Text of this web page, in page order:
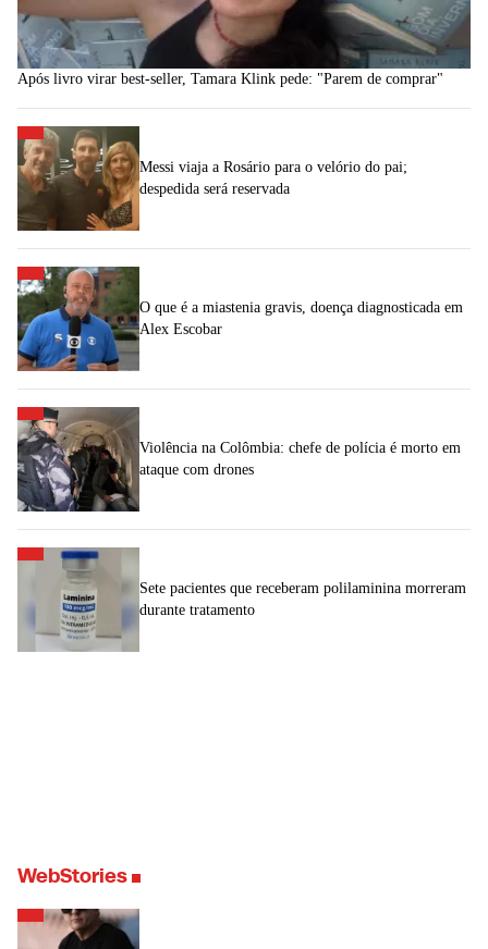
Após livro virar best-seller, Tamara Klink pede: "Parem de comprar"
Messi viaja a Rosário para o velório do pai;
despedida será reservada
O que é a miastenia gravis, doença diagnosticada em
Alex Escobar
Violência na Colômbia: chefe de polícia é morto em
ataque com drones
Sete pacientes que receberam polilaminina morreram
durante tratamento
WebStories